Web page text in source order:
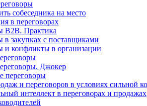
собеседника на место
в переговорах
B2B. Практика
в закупках с поставщиками
и конфликты в организации
Джокер
переговоры
и переговоров в условиях сильной
интеллект в переговорах и продажах